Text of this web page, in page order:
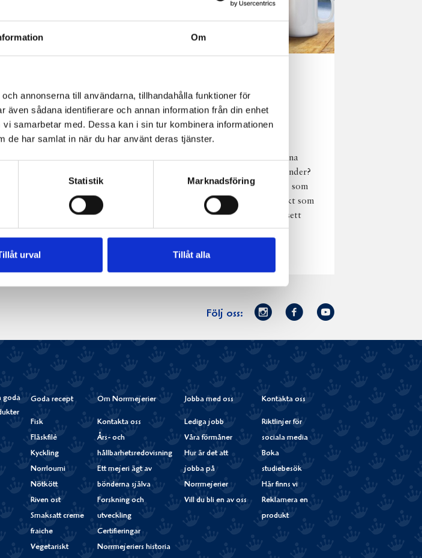
Om
annonserna till användarna, tillhandahålla funktioner för
sådana identifierare och annan information från din enhet
samarbetar med. Dessa kan i sin tur kombinera informationen
de har samlat in när du har använt deras tjänster.
Statistik Marknadsföring
urval Tillåt alla
njutning i alla
väder
Har du provat
chokladmjölk från dina
norrländska mjölkbönder?
Den är lika god varm som
kall och passar perfekt som
vardagsnjutning oavsett
väder, året om.
Läs mer
Följ oss:
Norrmejerier
Instagram
Facebook
Youtube
goda
Goda recept
Fisk
Fläskfilé
Kyckling
Norrloumi
Nötkött
Riven ost
Smaksatt creme
fraiche
Vegetariskt
Om Norrmejerier
Kontakta oss
Års- och
hållbarhetsredovisning
Ett mejeri ägt av
bönderna själva
Forskning och
utveckling
Certifieringar
Norrmejeriers historia
Jobba med oss
Lediga jobb
Våra förmåner
Hur är det att
jobba på
Norrmejerier
Vill du bli en av oss
Kontakta oss
Riktlinjer för
sociala media
Boka
studiebesök
Här finns vi
Reklamera en
produkt